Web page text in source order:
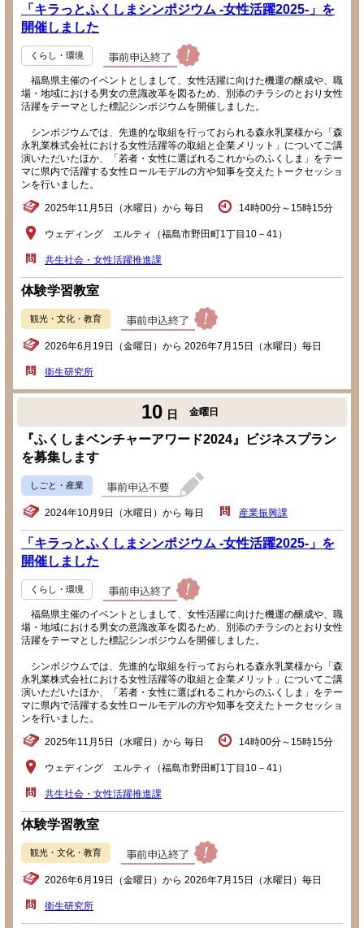
「キラっとふくしまシンポジウム -女性活躍2025-」を
開催しました
くらし・環境
福島県主催のイベントとしまして、女性活躍に向けた機運の醸成や、職
場・地域における男女の意識改革を図るため、別添のチラシのとおり女性
活躍をテーマとした標記シンポジウムを開催しました。
シンポジウムでは、先進的な取組を行っておられる森永乳業様から「森
永乳業株式会社における女性活躍等の取組と企業メリット」についてご講
演いただいたほか、「若者・女性に選ばれるこれからのふくしま」をテー
マに県内で活躍する女性ロールモデルの方や知事を交えたトークセッショ
ンを行いました。
2025年11月5日（水曜日）から 毎日 14時00分～15時15分
ウェディング エルティ（福島市野田町1丁目10－41）
共生社会・女性活躍推進課
体験学習教室
観光・文化・教育
2026年6月19日（金曜日）から 2026年7月15日（水曜日）毎日
衛生研究所
10 日 金曜日
『ふくしまベンチャーアワード2024』ビジネスプラン
を募集します
しごと・産業
2024年10月9日（水曜日）から 毎日 産業振興課
「キラっとふくしまシンポジウム -女性活躍2025-」を
開催しました
くらし・環境
福島県主催のイベントとしまして、女性活躍に向けた機運の醸成や、職
場・地域における男女の意識改革を図るため、別添のチラシのとおり女性
活躍をテーマとした標記シンポジウムを開催しました。
シンポジウムでは、先進的な取組を行っておられる森永乳業様から「森
永乳業株式会社における女性活躍等の取組と企業メリット」についてご講
演いただいたほか、「若者・女性に選ばれるこれからのふくしま」をテー
マに県内で活躍する女性ロールモデルの方や知事を交えたトークセッショ
ンを行いました。
2025年11月5日（水曜日）から 毎日 14時00分～15時15分
ウェディング エルティ（福島市野田町1丁目10－41）
共生社会・女性活躍推進課
体験学習教室
観光・文化・教育
2026年6月19日（金曜日）から 2026年7月15日（水曜日）毎日
衛生研究所